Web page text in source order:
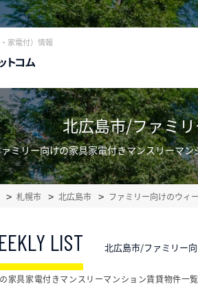
家電付）情報
北広島市/ファミ
ミリー向けの家具家電付きマンスリーマ
札幌市 北広島市 ファミリー向けのウィ
LIST 北広島市/ファミリー
家具家電付きマンスリーマンション賃貸物件一